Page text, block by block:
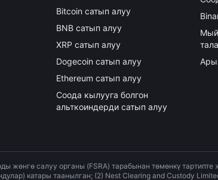
Bitcoin сатып алуу
BNB сатып алуу
XRP сатып алуу
Dogecoin сатып алуу
Ethereum сатып алуу
Соода кылууга болгон
альткоиндерди сатып алуу
салуу органы (FSRA) тарабынан төмөнкү тартипте
катары таанылган; (2) Nest Clearing and Custody